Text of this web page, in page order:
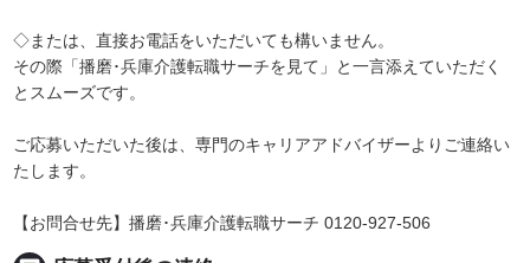
◇または、直接お電話をいただいても構いません。
その際「播磨･兵庫介護転職サーチを見て」と一言添えていただく
とスムーズです。
ご応募いただいた後は、専門のキャリアアドバイザーよりご連絡い
たします。
【お問合せ先】播磨･兵庫介護転職サーチ 0120-927-506